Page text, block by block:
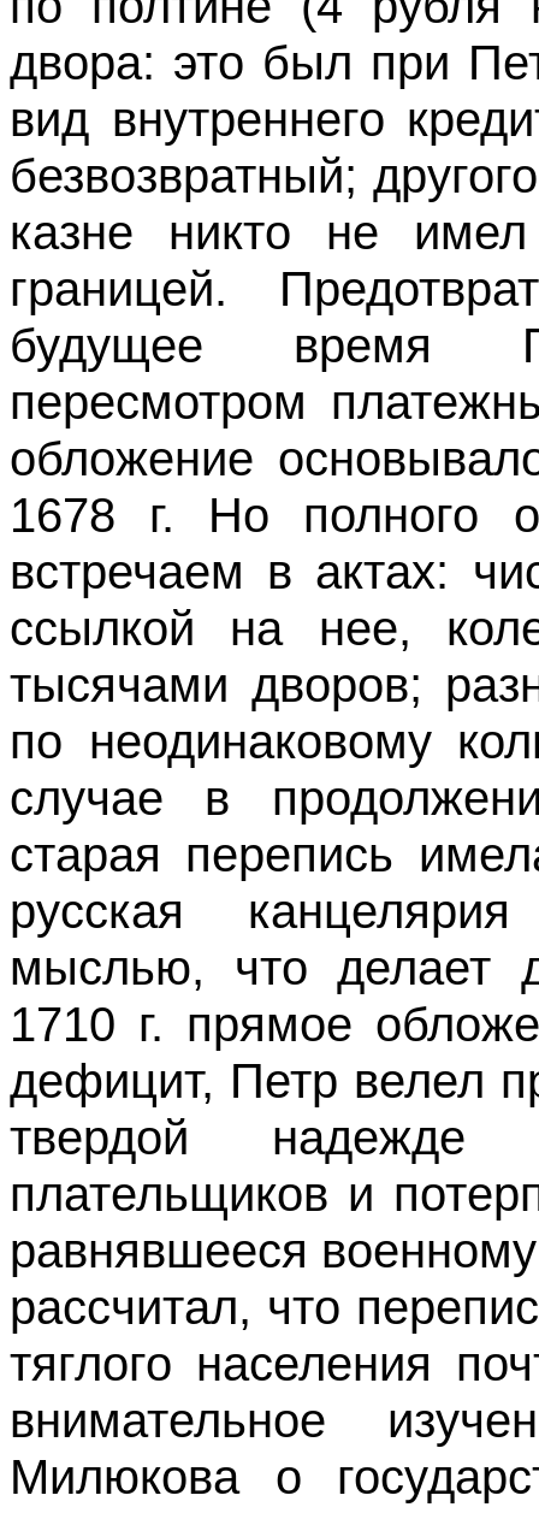
двора: это был при
вид внутреннего
безвозвратный;
казне никто не
границей.
будущее время
пересмотром
обложение
1678 г. Но полного
встречаем в актах:
ссылкой на нее,
тысячами дворов;
по неодинаковому
случае в
старая перепись
русская
мыслью, что делает
1710 г. прямое
дефицит, Петр велел
твердой надежде
плательщиков и
равнявшееся
рассчитал, что
тяглого населения
внимательное
Милюкова о